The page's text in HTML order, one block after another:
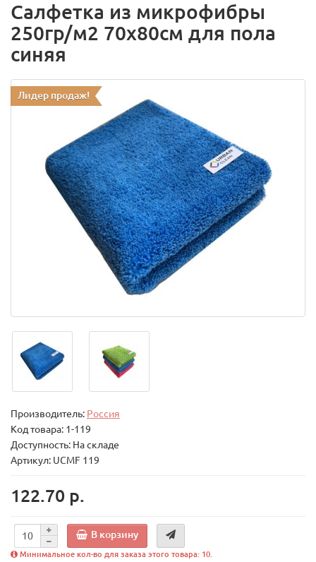
Салфетка из микрофибры
250гр/м2 70х80см для пола
синяя
Лидер продаж!
Производитель: Россия
Код товара: 1-119
Доступность: На складе
Артикул: UCMF 119
122.70 р.
В корзину
Минимальное кол-во для заказа этого товара: 10.